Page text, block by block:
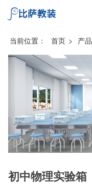
当前位置： 首页 > 产品
初中物理实验箱